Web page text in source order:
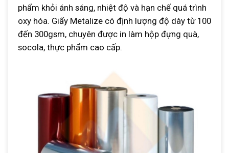
phẩm khỏi ánh sáng, nhiệt độ và hạn chế quá trình
oxy hóa. Giấy Metalize có định lượng độ dày từ 100
đến 300gsm, chuyên được in làm hộp đựng quà,
socola, thực phẩm cao cấp.